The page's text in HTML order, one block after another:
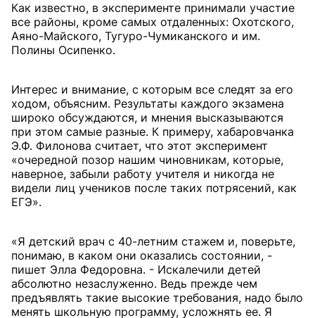
Как известно, в эксперименте принимали участие
все районы, кроме самых отдаленных: Охотского,
Аяно-Майского, Тугуро-Чумиканского и им.
Полины Осипенко.
Интерес и внимание, с которым все следят за его
ходом, объясним. Результаты каждого экзамена
широко обсуждаются, и мнения высказываются
при этом самые разные. К примеру, хабаровчанка
Э.Ф. Филонова считает, что этот эксперимент
«очередной позор нашим чиновникам, которые,
наверное, забыли работу учителя и никогда не
видели лиц учеников после таких потрясений, как
ЕГЭ».
«Я детский врач с 40-летним стажем и, поверьте,
понимаю, в каком они оказались состоянии, -
пишет Элла Федоровна. - Искалечили детей
абсолютно незаслуженно. Ведь прежде чем
предъявлять такие высокие требования, надо было
менять школьную программу, усложнять ее. Я